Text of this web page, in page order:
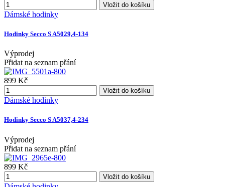
Vložit do košíku
Dámské hodinky
Hodinky Secco S A5029,4-134
Výprodej
Přidat na seznam přání
899 Kč
Vložit do košíku
Dámské hodinky
Hodinky Secco S A5037,4-234
Výprodej
Přidat na seznam přání
899 Kč
Vložit do košíku